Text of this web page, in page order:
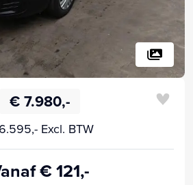
€ 7.980,-
Excl. BTW
€ 121,-